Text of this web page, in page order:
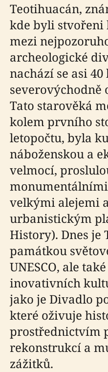
Teotihuacán,
kde byli stvořeni
mezi
archeologické
nachází se asi
severovýchodně
Tato starověká
kolem prvního
letopočtu, byla
náboženskou a
velmocí,
velkými alejemi
urbanistickým
History). Dnes je
památkou
UNESCO, ale
inovativních
jako je Divadlo
které oživuje
prostřednictvím
rekonstrukcí a
zážitků.